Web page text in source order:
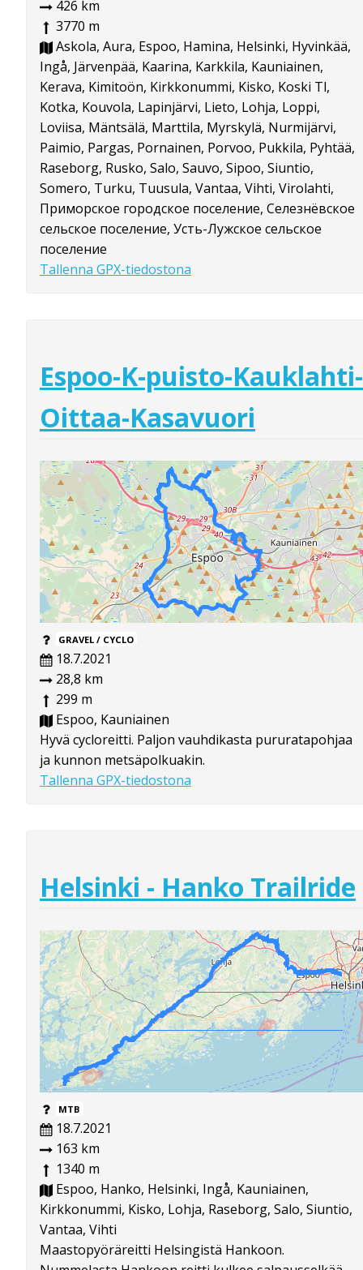
426 km
3770 m
Askola, Aura, Espoo, Hamina, Helsinki, Hyvinkää,
Ingå, Järvenpää, Kaarina, Karkkila, Kauniainen,
Kerava, Kimitoön, Kirkkonummi, Kisko, Koski Tl,
Kotka, Kouvola, Lapinjärvi, Lieto, Lohja, Loppi,
Loviisa, Mäntsälä, Marttila, Myrskylä, Nurmijärvi,
Paimio, Pargas, Pornainen, Porvoo, Pukkila, Pyhtää,
Raseborg, Rusko, Salo, Sauvo, Sipoo, Siuntio,
Somero, Turku, Tuusula, Vantaa, Vihti, Virolahti,
Приморское городское поселение, Селезнёвское
сельское поселение, Усть-Лужское сельское
поселение
Tallenna GPX-tiedostona
Espoo-K-puisto-Kauklahti-
Oittaa-Kasavuori
GRAVEL / CYCLO
18.7.2021
28,8 km
299 m
Espoo, Kauniainen
Hyvä cycloreitti. Paljon vauhdikasta pururatapohjaa
ja kunnon metsäpolkuakin.
Tallenna GPX-tiedostona
Helsinki - Hanko Trailride
MTB
18.7.2021
163 km
1340 m
Espoo, Hanko, Helsinki, Ingå, Kauniainen,
Kirkkonummi, Kisko, Lohja, Raseborg, Salo, Siuntio,
Vantaa, Vihti
Maastopyöräreitti Helsingistä Hankoon.